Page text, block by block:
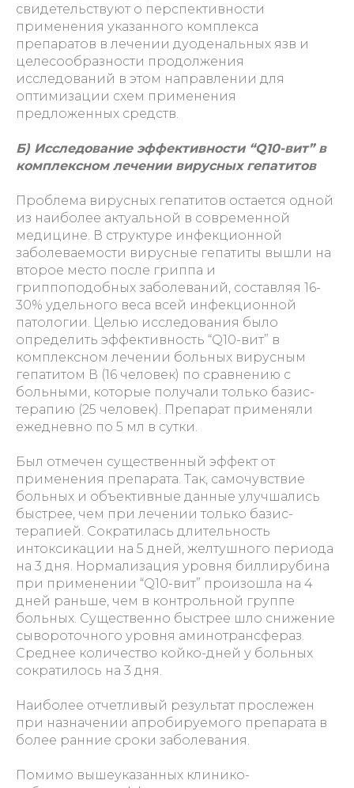
свидетельствуют о перспективности
применения указанного комплекса
препаратов в лечении дуоденальных язв и
целесообразности продолжения
исследований в этом направлении для
оптимизации схем применения
предложенных средств.
Б) Исследование эффективности “Q10-вит” в
комплексном лечении вирусных гепатитов
Проблема вирусных гепатитов остается одной
из наиболее актуальной в современной
медицине. В структуре инфекционной
заболеваемости вирусные гепатиты вышли на
второе место после гриппа и
гриппоподобных заболеваний, составляя 16-
30% удельного веса всей инфекционной
патологии. Целью исследования было
определить эффективность “Q10-вит” в
комплексном лечении больных вирусным
гепатитом В (16 человек) по сравнению с
больными, которые получали только базис-
терапию (25 человек). Препарат применяли
ежедневно по 5 мл в сутки.
Был отмечен существенный эффект от
применения препарата. Так, самочувствие
больных и объективные данные улучшались
быстрее, чем при лечении только базис-
терапией. Сократилась длительность
интоксикации на 5 дней, желтушного периода
на 3 дня. Нормализация уровня биллирубина
при применении “Q10-вит” произошла на 4
дней раньше, чем в контрольной группе
больных. Существенно быстрее шло снижение
сывороточного уровня аминотрансфераз.
Среднее количество койко-дней у больных
сократилось на 3 дня.
Наиболее отчетливый результат прослежен
при назначении апробируемого препарата в
более ранние сроки заболевания.
Помимо вышеуказанных клинико-